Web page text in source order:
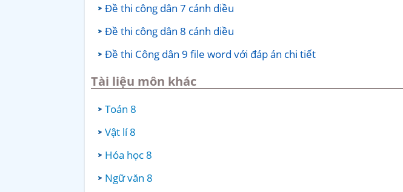
Đề thi công dân 7 cánh diều
Đề thi công dân 8 cánh diều
Đề thi Công dân 9 file word với đáp án chi tiết
Tài liệu môn khác
Toán 8
Vật lí 8
Hóa học 8
Ngữ văn 8